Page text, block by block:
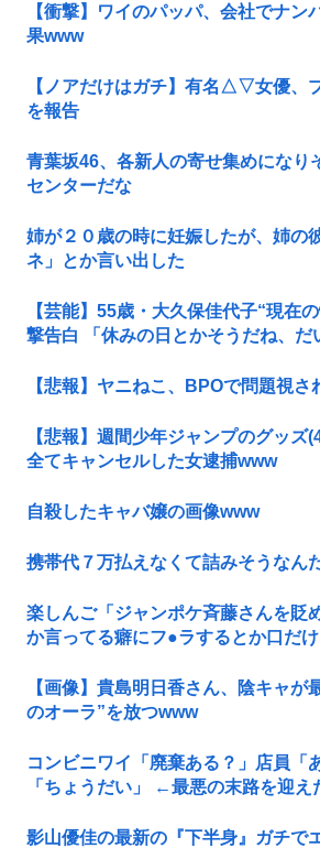
【衝撃】ワイのパッパ、会社でナン
果www
【ノアだけはガチ】有名△▽女優、
を報告
青葉坂46、各新人の寄せ集めになり
センターだな
姉が２０歳の時に妊娠したが、姉の
ネ」とか言い出した
【芸能】55歳・大久保佳代子“現在
撃告白 「休みの日とかそうだね、だ
【悲報】ヤニねこ、BPOで問題視さ
【悲報】週間少年ジャンプのグッズ
全てキャンセルした女逮捕www
自殺したキャバ嬢の画像www
携帯代７万払えなくて詰みそうな
楽しんご「ジャンポケ斉藤さんを貶
か言ってる癖にフ●ラするとか口だ
【画像】貴島明日香さん、陰キャが
のオーラ”を放つwww
コンビニワイ「廃棄ある？」店員「
「ちょうだい」 ←最悪の末路を迎え
影山優佳の最新の『下半身』ガチで